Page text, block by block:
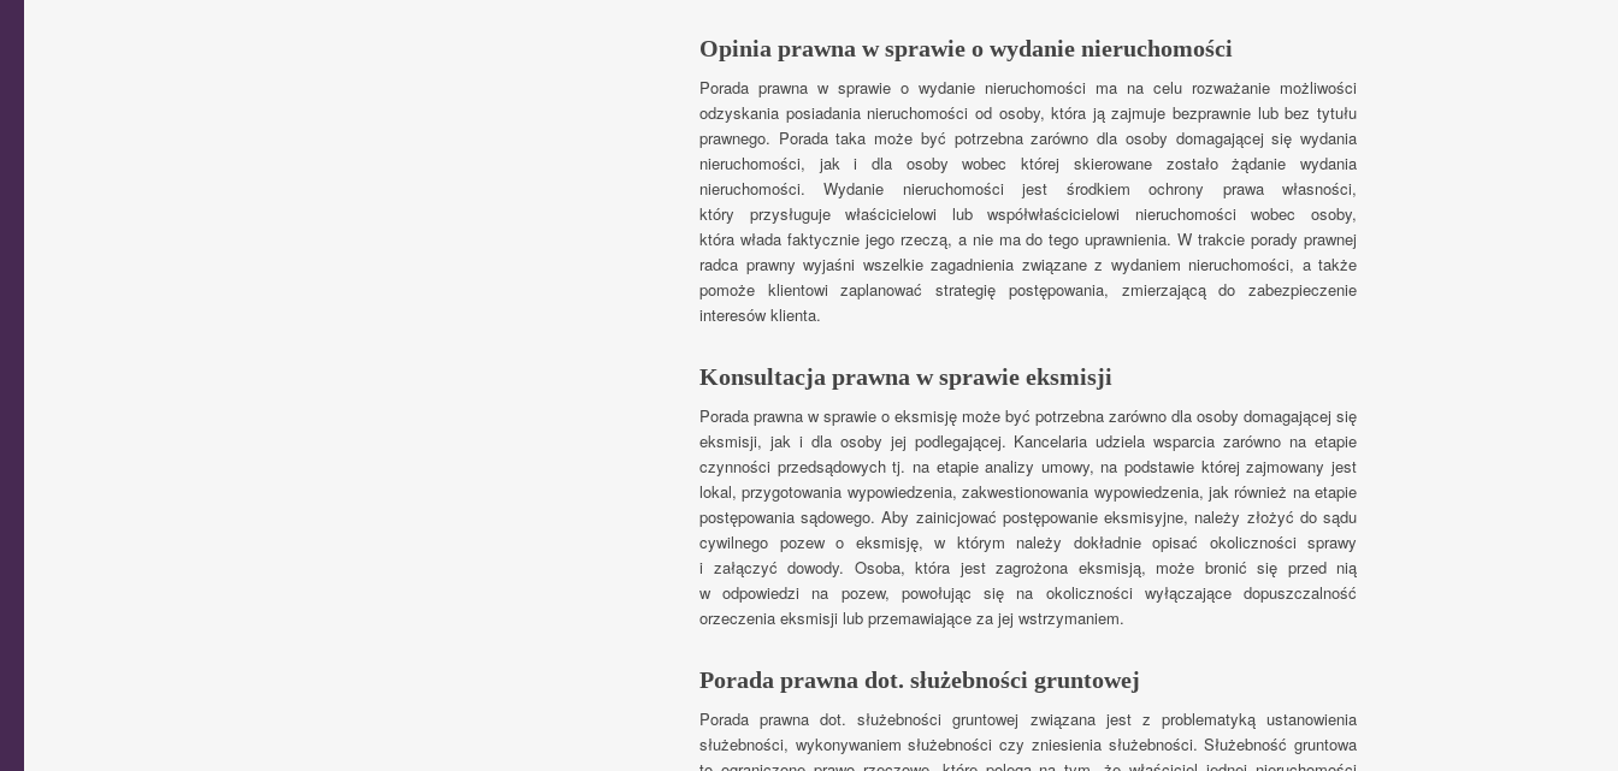
Opinia prawna w sprawie o wydanie nieruchomości
Porada prawna w sprawie o wydanie nieruchomości ma na celu rozważanie możliwości
odzyskania posiadania nieruchomości od osoby, która ją zajmuje bezprawnie lub bez tytułu
prawnego. Porada taka może być potrzebna zarówno dla osoby domagającej się wydania
nieruchomości, jak i dla osoby wobec której skierowane zostało żądanie wydania
nieruchomości. Wydanie nieruchomości jest środkiem ochrony prawa własności,
który przysługuje właścicielowi lub współwłaścicielowi nieruchomości wobec osoby,
która włada faktycznie jego rzeczą, a nie ma do tego uprawnienia. W trakcie porady prawnej
radca prawny wyjaśni wszelkie zagadnienia związane z wydaniem nieruchomości, a także
pomoże klientowi zaplanować strategię postępowania, zmierzającą do zabezpieczenie
interesów klienta.
Konsultacja prawna w sprawie eksmisji
Porada prawna w sprawie o eksmisję może być potrzebna zarówno dla osoby domagającej się
eksmisji, jak i dla osoby jej podlegającej. Kancelaria udziela wsparcia zarówno na etapie
czynności przedsądowych tj. na etapie analizy umowy, na podstawie której zajmowany jest
lokal, przygotowania wypowiedzenia, zakwestionowania wypowiedzenia, jak również na etapie
postępowania sądowego. Aby zainicjować postępowanie eksmisyjne, należy złożyć do sądu
cywilnego pozew o eksmisję, w którym należy dokładnie opisać okoliczności sprawy
i załączyć dowody. Osoba, która jest zagrożona eksmisją, może bronić się przed nią
w odpowiedzi na pozew, powołując się na okoliczności wyłączające dopuszczalność
orzeczenia eksmisji lub przemawiające za jej wstrzymaniem.
Porada prawna dot. służebności gruntowej
Porada prawna dot. służebności gruntowej związana jest z problematyką ustanowienia
służebności, wykonywaniem służebności czy zniesienia służebności. Służebność gruntowa